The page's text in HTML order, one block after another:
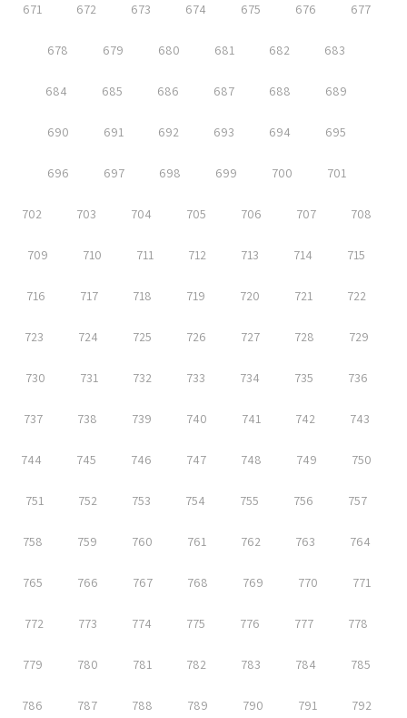
671 672 673 674 675 676 677
678 679 680 681 682 683
684 685 686 687 688 689
690 691 692 693 694 695
696 697 698 699 700 701
702 703 704 705 706 707 708
709 710 711 712 713 714 715
716 717 718 719 720 721 722
723 724 725 726 727 728 729
730 731 732 733 734 735 736
737 738 739 740 741 742 743
744 745 746 747 748 749 750
751 752 753 754 755 756 757
758 759 760 761 762 763 764
765 766 767 768 769 770 771
772 773 774 775 776 777 778
779 780 781 782 783 784 785
786 787 788 789 790 791 792